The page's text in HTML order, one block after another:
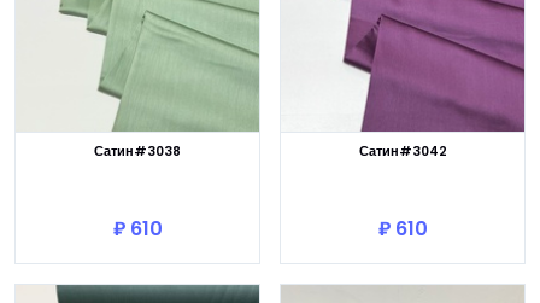
Сатин#3038
₽ 610
Сатин#3042
₽ 610